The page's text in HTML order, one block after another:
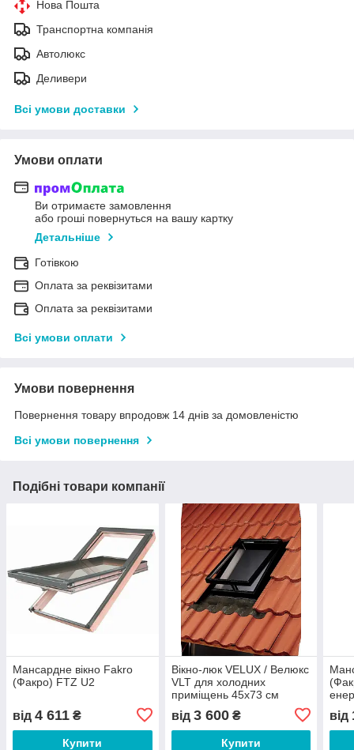
Нова Пошта
Транспортна компанія
Автолюкс
Деливери
Всі умови доставки
Умови оплати
Ви отримаєте замовлення
або гроші повернуться на вашу картку
Детальніше
Готівкою
Оплата за реквізитами
Оплата за реквізитами
Всі умови оплати
Умови повернення
Повернення товару впродовж 14 днів за домовленістю
Всі умови повернення
Подібні товари компанії
Мансардне вікно Fakro
(Факро) FTZ U2
від 4 611 ₴
Купити
Вікно-люк VELUX / Велюкс
VLT для холодних
приміщень 45x73 см
від 3 600₴
Купити
від